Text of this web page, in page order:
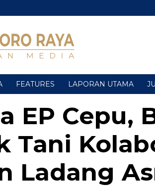
FEATURES LAPORAN UTAMA
EP Cepu,
Tani
Ladang